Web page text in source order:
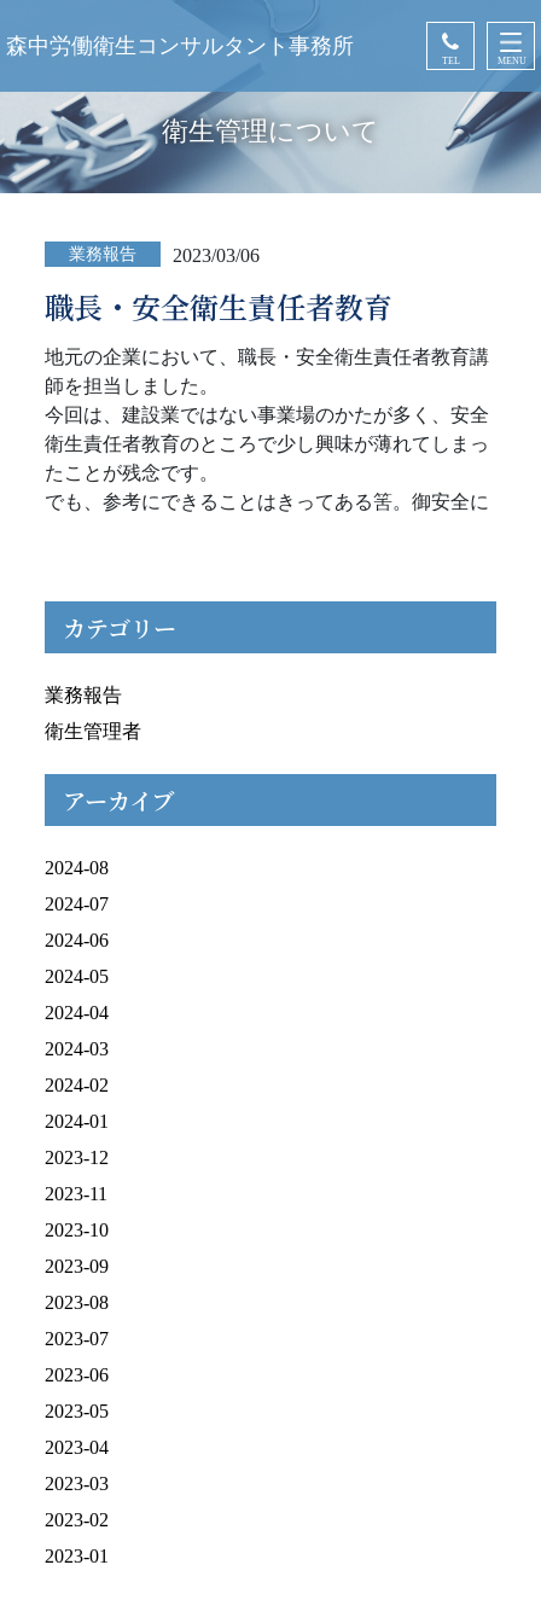
森中労働衛生コンサルタント事務所
TEL MENU
衛生管理について
業務報告 2023/03/06
職長・安全衛生責任者教育
地元の企業において、職長・安全衛生責任者教育講
師を担当しました。
今回は、建設業ではない事業場のかたが多く、安全
衛生責任者教育のところで少し興味が薄れてしまっ
たことが残念です。
でも、参考にできることはきってある筈。御安全に
カテゴリー
業務報告
衛生管理者
アーカイブ
2024-08
2024-07
2024-06
2024-05
2024-04
2024-03
2024-02
2024-01
2023-12
2023-11
2023-10
2023-09
2023-08
2023-07
2023-06
2023-05
2023-04
2023-03
2023-02
2023-01